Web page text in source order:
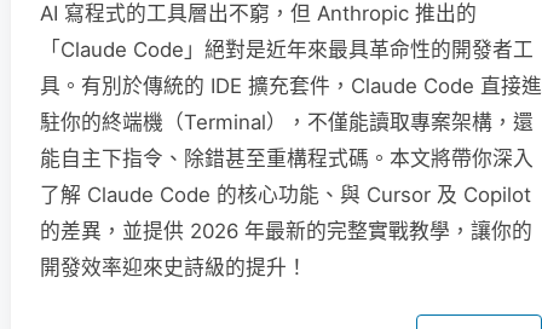
AI 寫程式的工具層出不窮，但 Anthropic 推出的
「Claude Code」絕對是近年來最具革命性的開發者工
具。有別於傳統的 IDE 擴充套件，Claude Code 直接進
駐你的終端機（Terminal），不僅能讀取專案架構，還
能自主下指令、除錯甚至重構程式碼。本文將帶你深入
了解 Claude Code 的核心功能、與 Cursor 及 Copilot
的差異，並提供 2026 年最新的完整實戰教學，讓你的
開發效率迎來史詩級的提升！